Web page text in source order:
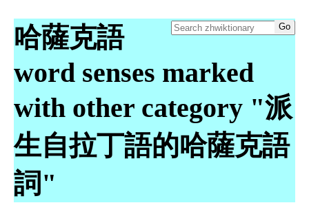
哈薩克語
word senses marked
with other category "派
生自拉丁語的哈薩克語
詞"